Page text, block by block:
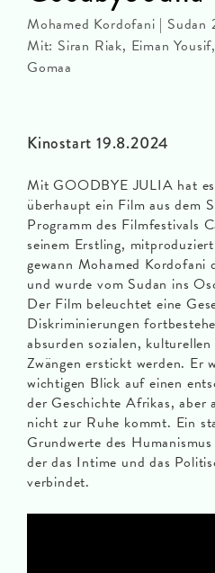
Kinostart 19.8.2024
Mit GOODBYE JULIA hat
überhaupt ein Film aus dem
Programm des Filmfestivals
seinem Erstling,
gewann Mohamed Kordofani
und wurde vom Sudan ins
Der Film beleuchtet eine
Diskriminierungen
absurden sozialen,
Zwängen erstickt werden. Er
wichtigen Blick auf einen
der Geschichte Afrikas, aber
nicht zur Ruhe kommt. Ein
Grundwerte des
der das Intime und das
verbindet.
Mohamed Kordofani |
Mit: Siran Riak, Eiman
Gomaa